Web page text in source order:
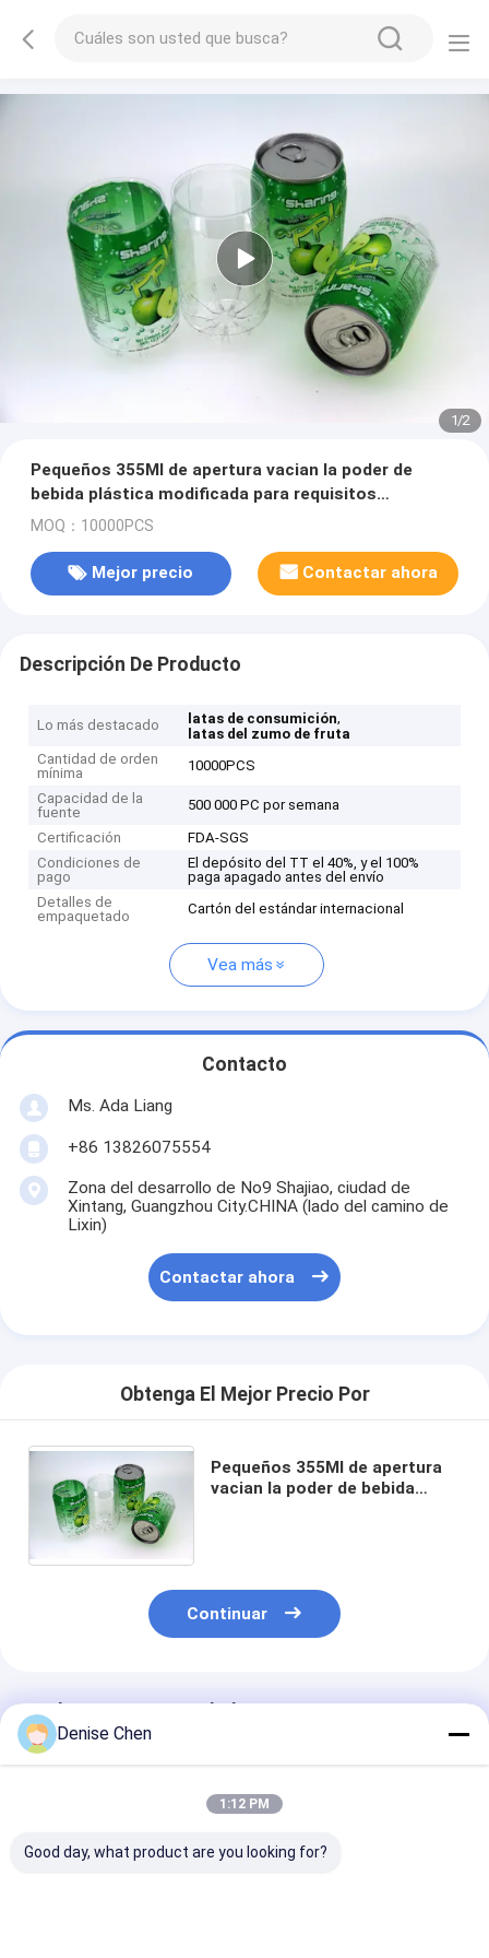
1/2
Pequeños 355Ml de apertura vacian la poder de
bebida plástica modificada para requisitos
particulares para el jugo
MOQ：10000PCS
Mejor precio Contactar ahora
Descripción De Producto
Lo más destacado latas de consumición,
latas del zumo de fruta
Cantidad de orden
mínima
10000PCS
Capacidad de la
fuente
500 000 PC por semana
Certificación
FDA-SGS
Condiciones de
pago
El depósito del TT el 40%, y el 100%
paga apagado antes del envío
Detalles de
empaquetado
Cartón del estándar internacional
Vea más
Contacto
Ms. Ada Liang
+86 13826075554
Zona del desarrollo de No9 Shajiao, ciudad de
Xintang, Guangzhou City.CHINA (lado del camino de
Lixin)
Contactar ahora
Obtenga El Mejor Precio Por
Pequeños 355Ml de apertura
vacian la poder de bebida
Continuar
Productos Recomendados
Denise Chen
1:12 PM
Good day, what product are you looking for?